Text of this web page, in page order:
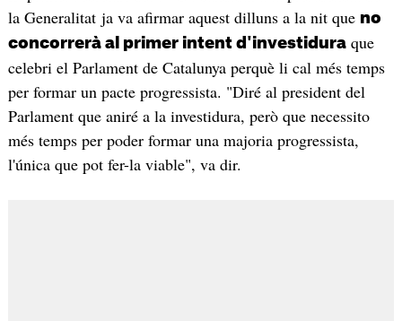
la Generalitat ja va afirmar aquest dilluns a la nit que no
concorrerà al primer intent d'investiduraque
celebri el Parlament de Catalunya perquè li cal més temps
per formar un pacte progressista. "Diré al president del
Parlament que aniré a la investidura, però que necessito
més temps per poder formar una majoria progressista,
l'única que pot fer-la viable", va dir.